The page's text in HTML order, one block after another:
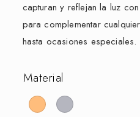
capturan y reflejan la luz
para complementar
hasta ocasiones especiales.
Material